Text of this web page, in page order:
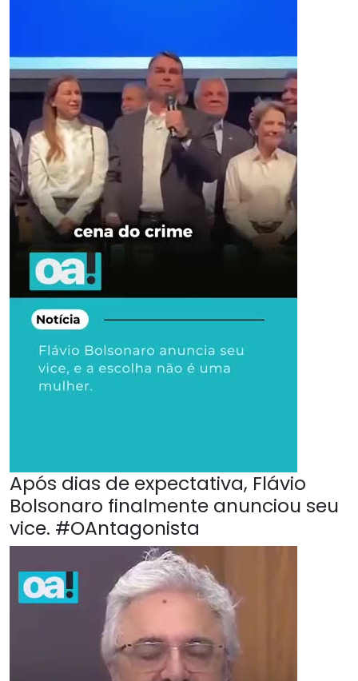
Após dias de expectativa, Flávio
Bolsonaro finalmente anunciou seu
vice. #OAntagonista